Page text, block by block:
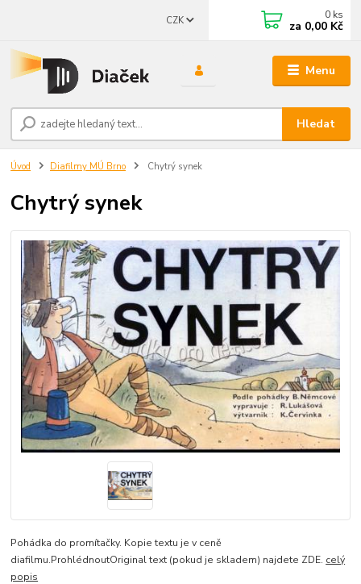
Menu
CZK
Hledat
0 ks
za 0,00 Kč
Úvod Diafilmy MÚ Brno Chytrý synek
Chytrý synek
Pohádka do promítačky. Kopie textu je v ceně
diafilmu.ProhlédnoutOriginal text (pokud je skladem) najdete ZDE. celý
popis